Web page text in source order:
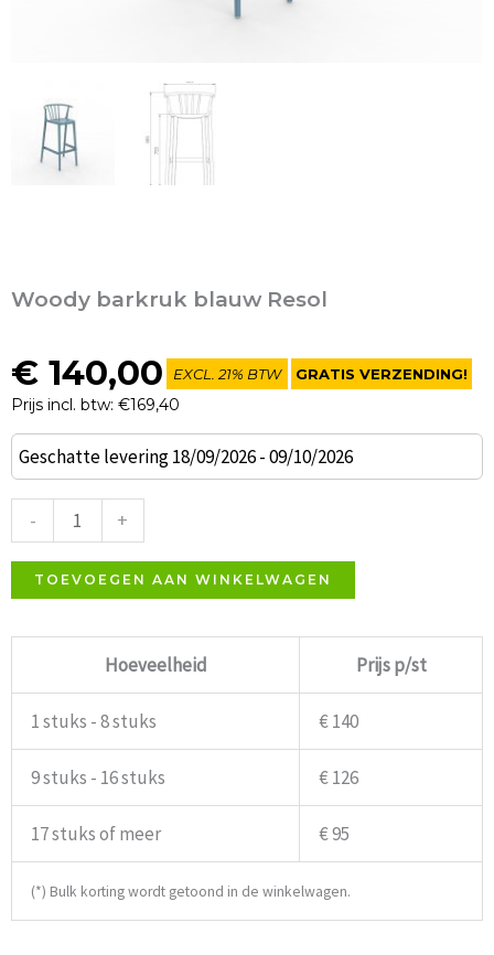
Woody barkruk blauw Resol
€ 140,00
Prijs incl. btw: €169,40
EXCL. 21% BTW GRATIS VERZENDING!
Geschatte levering 18/09/2026 - 09/10/2026
-
Woody
barkruk
Resol
aantal
+
TOEVOEGEN AAN WINKELWAGEN
Hoeveelheid Prijs p/st
1 stuks - 8 stuks € 140
9 stuks - 16 stuks € 126
17 stuks of meer € 95
(*) Bulk korting wordt getoond in de winkelwagen.